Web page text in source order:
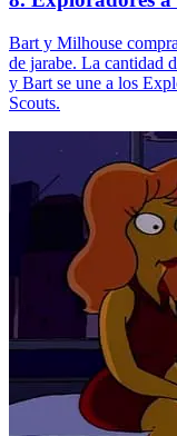
Bart y Milhouse
de jarabe. La cantidad
y Bart se une a los
Scouts.